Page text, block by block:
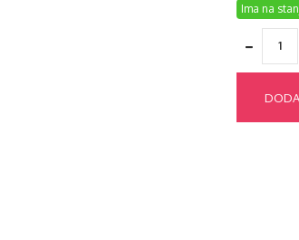
Ima na